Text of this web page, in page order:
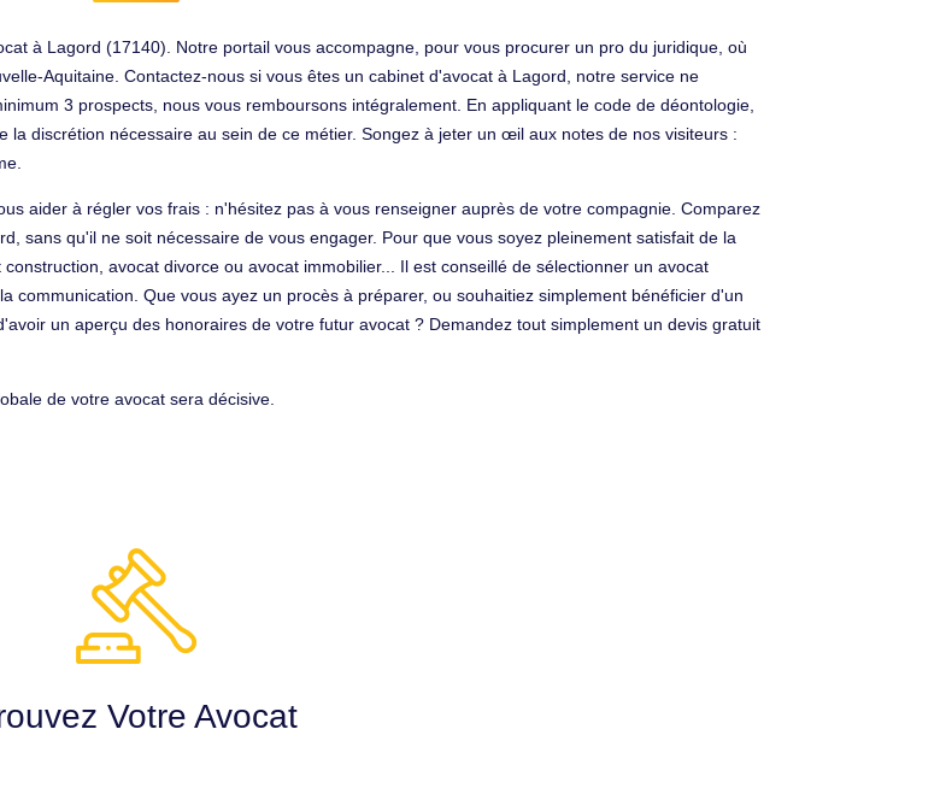
à Lagord (17140). Notre portail vous accompagne, pour vous procurer un pro du juridique, où
Aquitaine. Contactez-nous si vous êtes un cabinet d'avocat à Lagord, notre service ne
3 prospects, nous vous remboursons intégralement. En appliquant le code de déontologie,
discrétion nécessaire au sein de ce métier. Songez à jeter un œil aux notes de nos visiteurs :
aider à régler vos frais : n'hésitez pas à vous renseigner auprès de votre compagnie. Comparez
sans qu'il ne soit nécessaire de vous engager. Pour que vous soyez pleinement satisfait de la
avocat divorce ou avocat immobilier... Il est conseillé de sélectionner un avocat
communication. Que vous ayez un procès à préparer, ou souhaitiez simplement bénéficier d'un
un aperçu des honoraires de votre futur avocat ? Demandez tout simplement un devis gratuit
de votre avocat sera décisive.
Votre Avocat